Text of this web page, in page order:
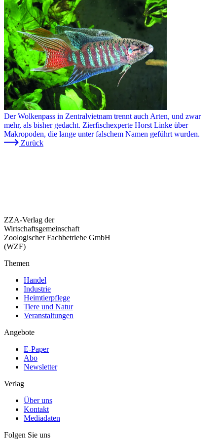
Der Wolkenpass in Zentralvietnam trennt auch Arten, und zwar
mehr, als bisher gedacht. Zierfischexperte Horst Linke über
Makropoden, die lange unter falschem Namen geführt wurden.
Zurück
ZZA-Verlag der
Wirtschaftsgemeinschaft
Zoologischer Fachbetriebe GmbH
(WZF)
Themen
Handel
Industrie
Heimtierpflege
Tiere und Natur
Veranstaltungen
Angebote
E-Paper
Abo
Newsletter
Verlag
Über uns
Kontakt
Mediadaten
Folgen Sie uns